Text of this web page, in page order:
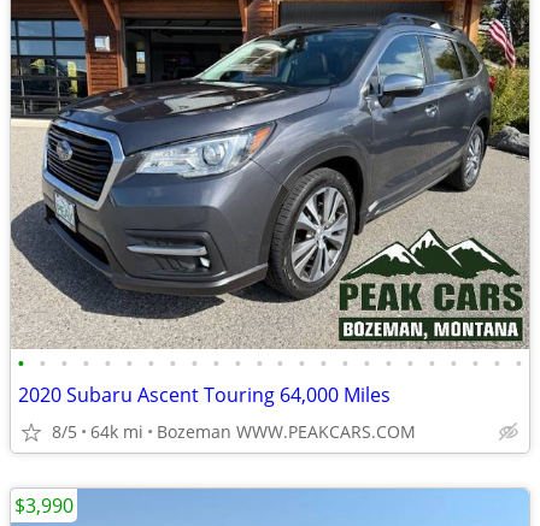
• • • • • • • • • • • • • • • • • • • • • • • •
2020 Subaru Ascent Touring 64,000 Miles
8/5 64k mi Bozeman WWW.PEAKCARS.COM
$3,990